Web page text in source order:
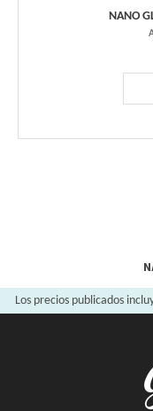
NANO
Los precios publicados